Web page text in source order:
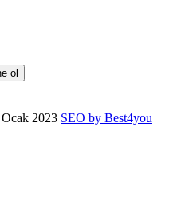
ol
2023 SEO by Best4you